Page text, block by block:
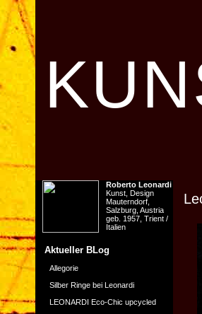
Roberto Leonardi
Kunst, Design
Mauterndorf,
Salzburg, Austria
geb. 1957, Trient /
Italien
Aktueller BLog
Allegorie
Silber Ringe bei Leonardi
LEONARDI Eco-Chic upcycled